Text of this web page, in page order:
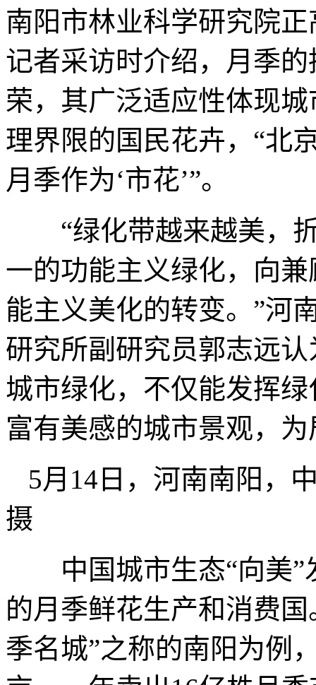
南阳市林业科学研究院
记者采访时介绍，月季
荣，其广泛适应性体现
理界限的国民花卉，“北
月季作为‘市花’”。
“绿化带越来越美，折
一的功能主义绿化，向
能主义美化的转变。”河
研究所副研究员郭志远
城市绿化，不仅能发挥
富有美感的城市景观，
5月14日，河南南阳，
摄
中国城市生态“向美”
的月季鲜花生产和消费
季名城”之称的南阳为例